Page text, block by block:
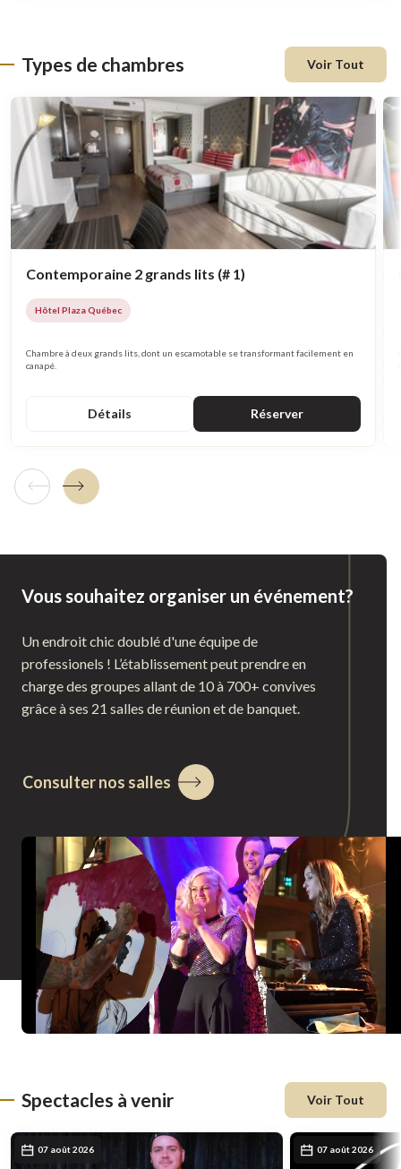
Types de chambres Voir Tout
Contemporaine 2 grands lits (# 1)
Hôtel Plaza Québec
Chambre à deux grands lits, dont un escamotable se transformant facilement en
canapé.
Détails Réserver
Tuile précédente
Tuile suivante
Vous souhaitez organiser un événement?
Un endroit chic doublé d'une équipe de
professionels ! L’établissement peut prendre en
charge des groupes allant de 10 à 700+ convives
grâce à ses 21 salles de réunion et de banquet.
Consulter nos salles
Spectacles à venir Voir Tout
07 août 2026 07 août 2026